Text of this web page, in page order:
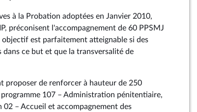
à la Probation adoptées en Janvier 2010,
préconisent l'accompagnement de 60 PPSMJ
objectif est parfaitement atteignable si des
dans ce but et que la transversalité de
proposer de renforcer à hauteur de 250
107 – Administration pénitentiaire,
– Accueil et accompagnement des